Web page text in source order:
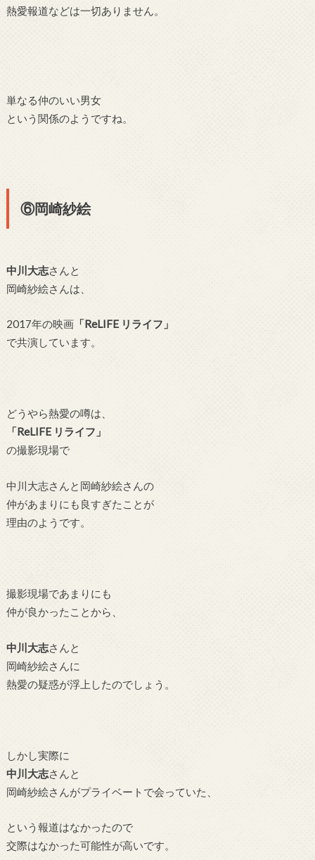
熱愛報道などは一切ありません。
単なる仲のいい男女
という関係のようですね。
⑥岡崎紗絵
中川大志さんと
岡崎紗絵さんは、
2017年の映画「ReLIFE リライフ」
で共演しています。
どうやら熱愛の噂は、
「ReLIFE リライフ」
の撮影現場で
中川大志さんと岡崎紗絵さんの
仲があまりにも良すぎたことが
理由のようです。
撮影現場であまりにも
仲が良かったことから、
中川大志さんと
岡崎紗絵さんに
熱愛の疑惑が浮上したのでしょう。
しかし実際に
中川大志さんと
岡崎紗絵さんがプライベートで会っていた、
という報道はなかったので
交際はなかった可能性が高いです。